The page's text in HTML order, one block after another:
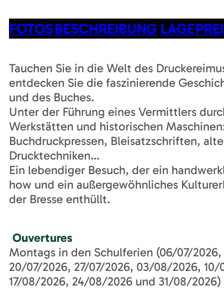
FOTOSBESCHREIBUNG LAGE
Tauchen Sie in die Welt des
entdecken Sie die faszinierende
und des Buches.
Unter der Führung eines Vermittlers
Werkstätten und historischen
Buchdruckpressen, Bleisatzschriften, alte
Drucktechniken...
Ein lebendiger Besuch, der ein
how und ein außergewöhnliches
der Bresse enthüllt.
Ouvertures
Montags in den Schulferien (06/07/2026,
20/07/2026, 27/07/2026, 03/08/2026,
17/08/2026, 24/08/2026 und 31/08/2026)